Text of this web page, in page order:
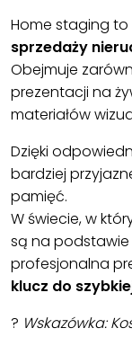
Home staging to
sprzedaży
Obejmuje
prezentacji na
materiałów
Dzięki
bardziej
pamięć.
W świecie, w
są na podstawie
profesjonalna
klucz do
? Wskazówka: